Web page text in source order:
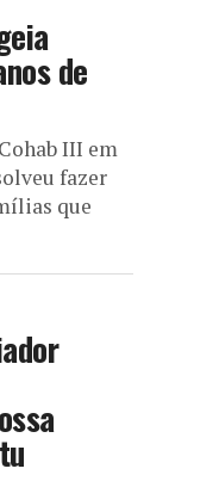
de
III em
fazer
que